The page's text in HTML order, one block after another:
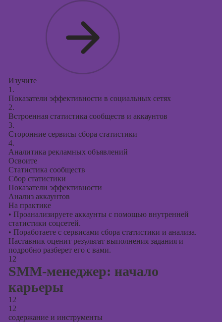
Изучите
1.
Показатели эффективности в социальных сетях
2.
Встроенная статистика сообществ и аккаунтов
3.
Сторонние сервисы сбора статистики
4.
Аналитика рекламных объявлений
Освоите
Статистика сообществ
Сбор статистики
Показатели эффективности
Анализ аккаунтов
На практике
• Проанализируете аккаунты с помощью внутренней
статистики соцсетей.
• Поработаете с сервисами сбора статистики и анализа.
Наставник оценит результат выполнения задания и
подробно разберет его с вами.
12
SMM-менеджер: начало
карьеры
12
12
содержание и инструменты